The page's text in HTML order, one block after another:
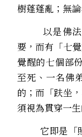
樹蓬蓬亂；無
要，而有「七
覺醒的七個部
至死、一名佛
的；而「趺坐
須視為貫穿一